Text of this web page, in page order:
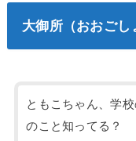
大御所（おおごし
ともこちゃん、学
のこと知ってる？